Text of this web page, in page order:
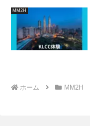
MM2H
ホーム MM2H